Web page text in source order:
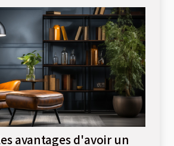
avantages d'avoir un